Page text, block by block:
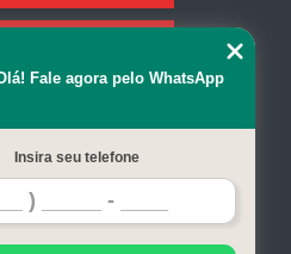
do site
Fale agora pelo WhatsApp
Insira seu telefone